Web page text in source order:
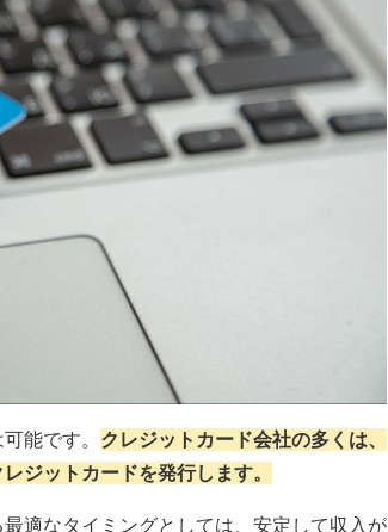
能です。 クレジットカード会社の多くは、
ジットカードを発行します。
適なタイミングとしては、安定して収入が